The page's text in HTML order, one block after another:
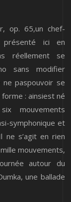
op. 65,un chef-
présenté ici en
réellement se
sans modifier
ne paspouvoir se
: ainsiest né
mouvements
symphonique et
ne s’agit en rien
mille mouvements,
autour du
une ballade